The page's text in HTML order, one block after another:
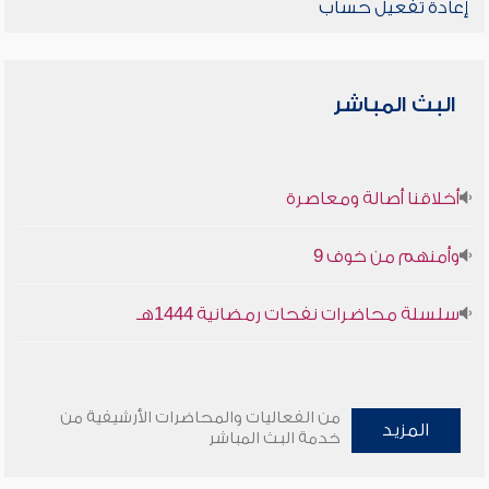
إعادة تفعيل حساب
البث المباشر
أخلاقنا أصالة ومعاصرة
وأمنهم من خوف 9
سلسلة محاضرات نفحات رمضانية 1444هـ
المزيد
من الفعاليات والمحاضرات الأرشيفية من
خدمة البث المباشر